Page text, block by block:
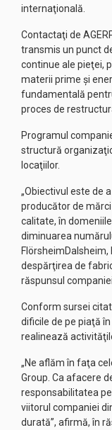
internaţională.
Contactaţi de
transmis un punct
continue ale pieţei,
materii prime şi
fundamentală
proces de
Programul
structură
locaţiilor.
„Obiectivul este de
producător de
calitate, în
diminuarea
FlörsheimDalsheim,
despărţirea de
răspunsul companiei.
Conform sursei
dificile de pe piaţă
realinează
„Ne aflăm în faţa
Group. Ca afacere
responsabilitatea
viitorul companiei
durată”, afirmă, în